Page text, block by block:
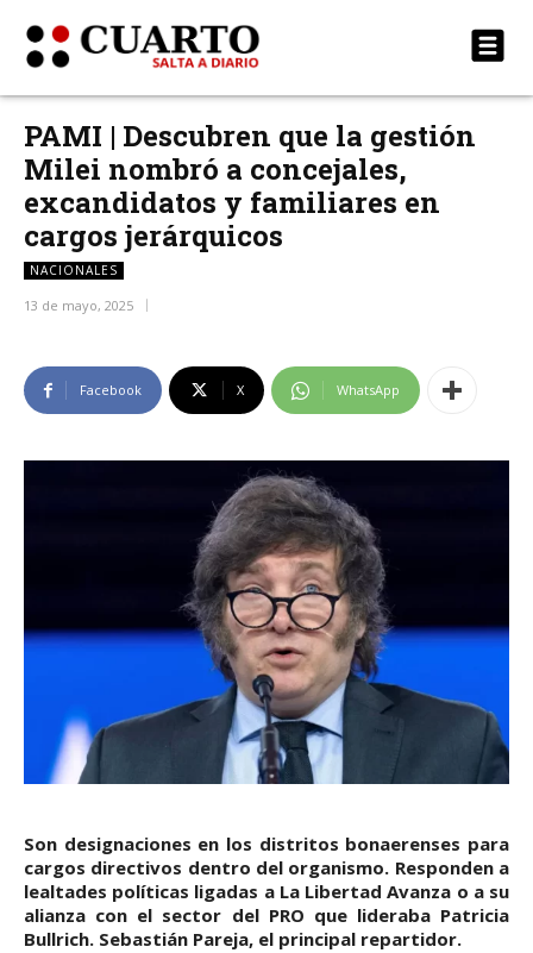
PAMI | Descubren que la gestión
Milei nombró a concejales,
excandidatos y familiares en
cargos jerárquicos
NACIONALES
13 de mayo, 2025
Facebook X WhatsApp
Son designaciones en los distritos bonaerenses para
cargos directivos dentro del organismo. Responden a
lealtades políticas ligadas a La Libertad Avanza o a su
alianza con el sector del PRO que lideraba Patricia
Bullrich. Sebastián Pareja, el principal repartidor.